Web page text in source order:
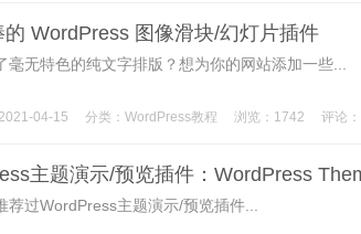
的 WordPress 图像滑块/幻灯片插件
毫无特色的纯文字排版？想为你的网站添加一些...
04-15 分类： WordPress教程 浏览：1742 评论
主题演示/预览插件：WordPress
荐过WordPress主题演示/预览插件...